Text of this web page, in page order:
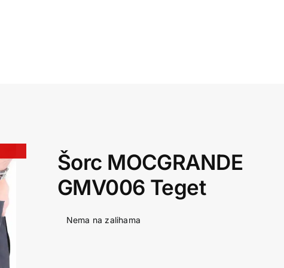
Šorc MOCGRANDE
GMV006 Teget
Nema na zalihama